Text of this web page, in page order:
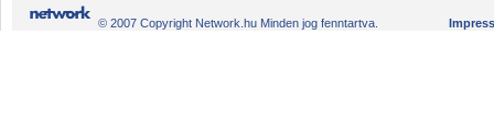
© 2007 Copyright Network.hu Minden jog fenntartva.